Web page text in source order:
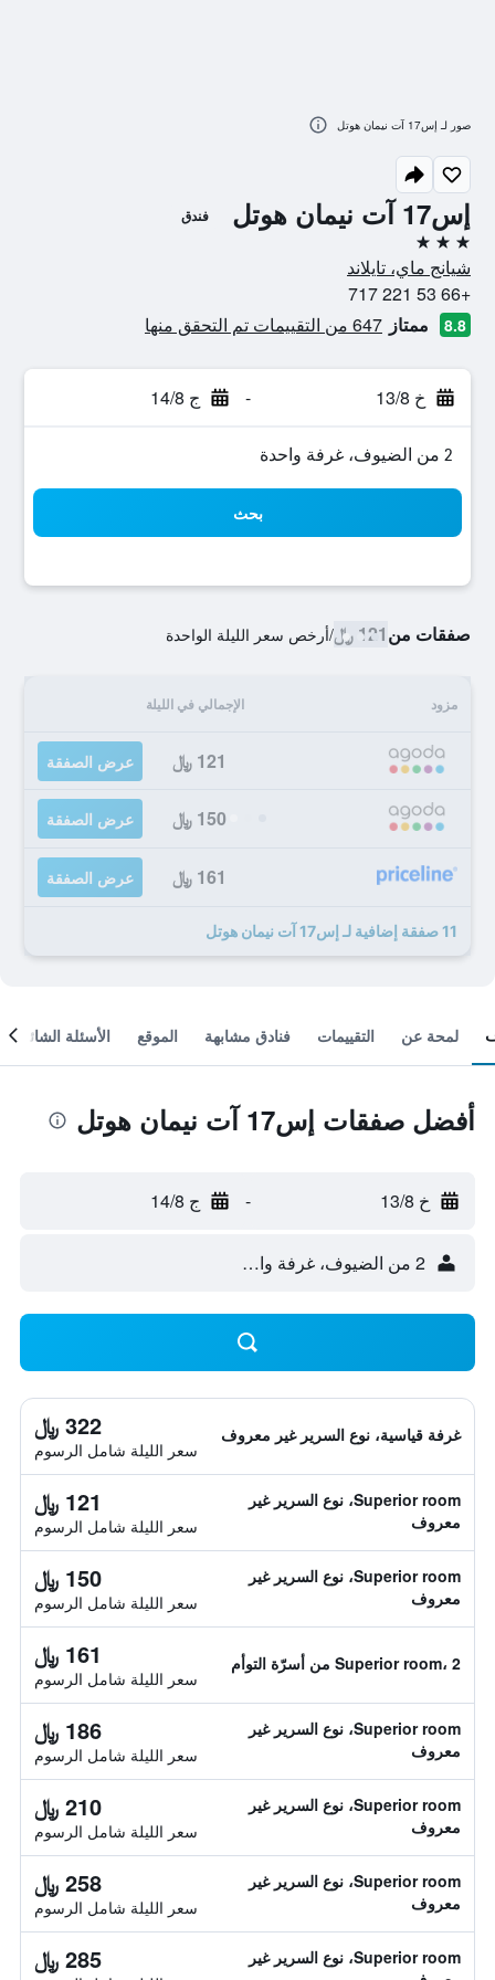
إس17 آت نيمان هوتل فندق
3 نجوم
شيانج ماي، تايلاند
+66 53 221 717
8.8 ممتاز 647 من التقييمات تم التحقق منها
خ 13/8 - ج 14/8
2 من الضيوف، غرفة واحدة
بحث
صفقات من121 ﷼ /أرخص سعر الليلة الواحدة
مزود الإجمالي في الليلة
121 ﷼ عرض الصفقة
150 ﷼ عرض الصفقة
161 ﷼ عرض الصفقة
11 صفقة إضافية لـ إس17 آت نيمان هوتل
صور لـ إس17 آت نيمان هوتل
لمحة عن التقييمات فنادق مشابهة الموقع الأسئلة الشائعة
أفضل صفقات إس17 آت نيمان هوتل
خ 13/8 - ج 14/8
2 من الضيوف، غرفة واحدة
غرفة قياسية، نوع السرير غير معروف 322 ﷼
سعر الليلة شامل الرسوم
Superior room، نوع السرير غير
معروف
121 ﷼
سعر الليلة شامل الرسوم
Superior room، نوع السرير غير
معروف
150 ﷼
سعر الليلة شامل الرسوم
Superior room، 2 من أسرّة التوأم 161 ﷼
سعر الليلة شامل الرسوم
Superior room، نوع السرير غير
معروف
186 ﷼
سعر الليلة شامل الرسوم
Superior room، نوع السرير غير
معروف
210 ﷼
سعر الليلة شامل الرسوم
Superior room، نوع السرير غير
معروف
258 ﷼
سعر الليلة شامل الرسوم
Superior room، نوع السرير غير
285 ﷼